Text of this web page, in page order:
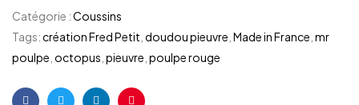
Catégorie :Coussins
Tags:création Fred Petit doudou pieuvre Made in France mr
poulpe octopus pieuvre poulpe rouge